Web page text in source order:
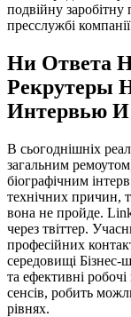
подвійну
пресслужбі
Ни Ответа
Рекрутеры
Интервью И
В сьогоднішніх
загальним
біографічним
технічних причин,
вона не пройде.
через твіттер.
професійних
середовищі
та ефективні
сенсів, робить
рівнях.